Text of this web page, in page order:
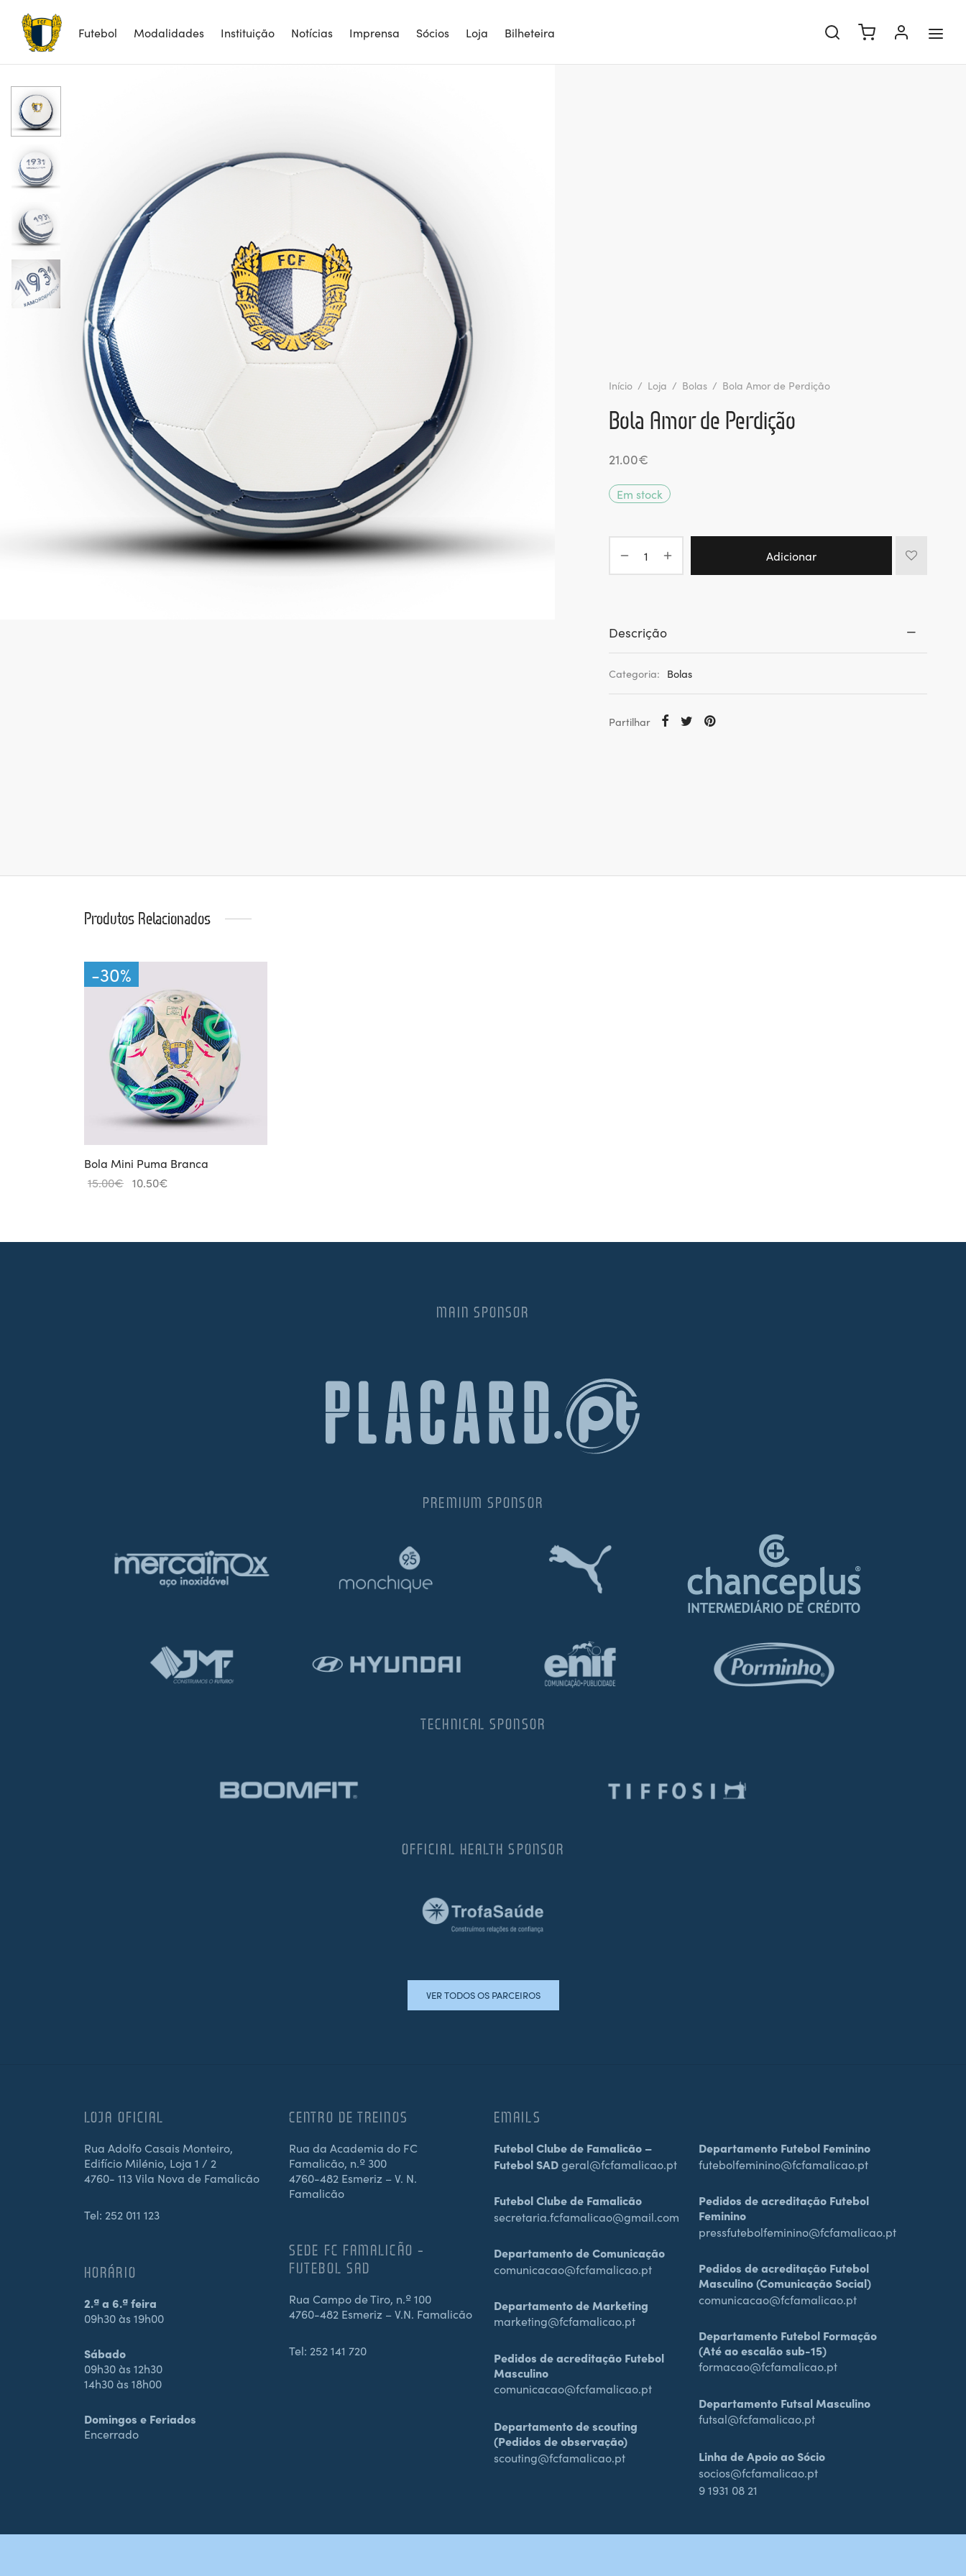
Futebol Modalidades Instituição Notícias Imprensa Sócios Loja Bilheteira
Início / Loja / Bolas / Bola Amor de Perdição
Bola Amor de Perdição
21.00€
Em stock
Adicionar
Descrição
Categoria: Bolas
Partilhar
Produtos Relacionados
-30%
Bola Mini Puma Branca
15.00€ O
10.50€
MAIN SPONSOR
PREMIUM SPONSOR
TECHNICAL SPONSOR
OFFICIAL HEALTH SPONSOR
VER TODOS OS PARCEIROS
LOJA OFICIAL
Rua Adolfo Casais Monteiro,
Edifício Milénio, Loja 1 / 2
4760- 113 Vila Nova de Famalicão
Tel: 252 011 123
HORÁRIO
2.ª a 6.ª feira
09h30 às 19h00
Sábado
09h30 às 12h30
14h30 às 18h00
Domingos e Feriados
Encerrado
CENTRO DE TREINOS
Rua da Academia do FC
Famalicão, n.º 300
4760-482 Esmeriz – V. N.
Famalicão
SEDE FC FAMALICÃO –
FUTEBOL SAD
Rua Campo de Tiro, n.º 100
4760-482 Esmeriz – V.N. Famalicão
Tel: 252 141 720
EMAILS
Futebol Clube de Famalicão –
Futebol SADgeral@fcfamalicao.pt
Futebol Clube de Famalicão
secretaria.fcfamalicao@gmail.com
Departamento de Comunicação
comunicacao@fcfamalicao.pt
Departamento de Marketing
marketing@fcfamalicao.pt
Pedidos de acreditação Futebol
Masculino
comunicacao@fcfamalicao.pt
Departamento de scouting
(Pedidos de observação)
scouting@fcfamalicao.pt
Departamento Futebol Feminino
futebolfeminino@fcfamalicao.pt
Pedidos de acreditação Futebol
Feminino
pressfutebolfeminino@fcfamalicao.pt
Pedidos de acreditação Futebol
Masculino (Comunicação Social)
comunicacao@fcfamalicao.pt
Departamento Futebol Formação
(Até ao escalão sub-15)
formacao@fcfamalicao.pt
Departamento Futsal Masculino
futsal@fcfamalicao.pt
Linha de Apoio ao Sócio
socios@fcfamalicao.pt
9 1931 08 21